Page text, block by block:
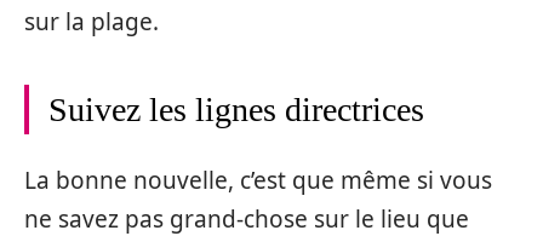
sur la plage.
Suivez les lignes directrices
La bonne nouvelle, c’est que même si vous
ne savez pas grand-chose sur le lieu que